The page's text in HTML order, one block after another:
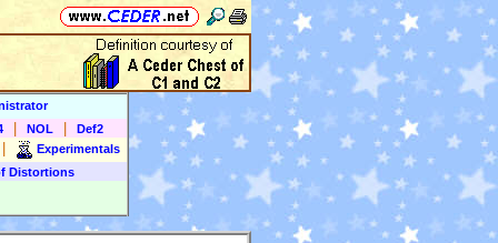
NOL Def2
Experimentals
Distortions